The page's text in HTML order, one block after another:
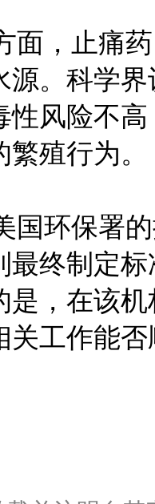
，止痛
源。科学
性风险不
殖行为。
环保署
最终制定
是，在该
关工作能